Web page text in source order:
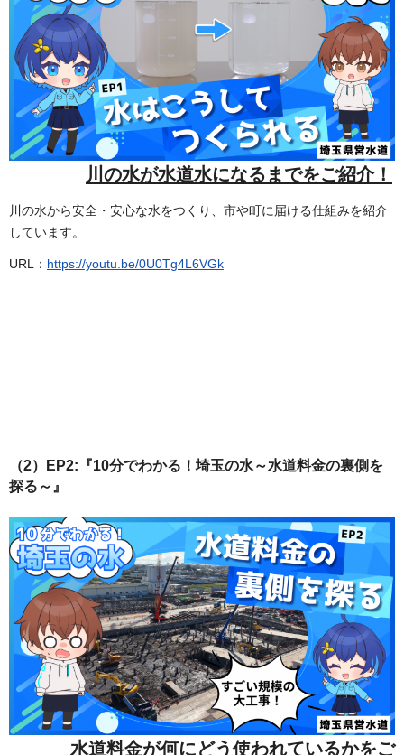
川の水が水道水になるまでをご紹介！
川の水から安全・安心な水をつくり、市や町に届ける仕組みを紹介
しています。
URL： https://youtu.be/0U0Tg4L6VGk
（2）EP2:『10分でわかる！埼玉の水～水道料金の裏側を
探る～』
水道料金が何にどう使われているかをご